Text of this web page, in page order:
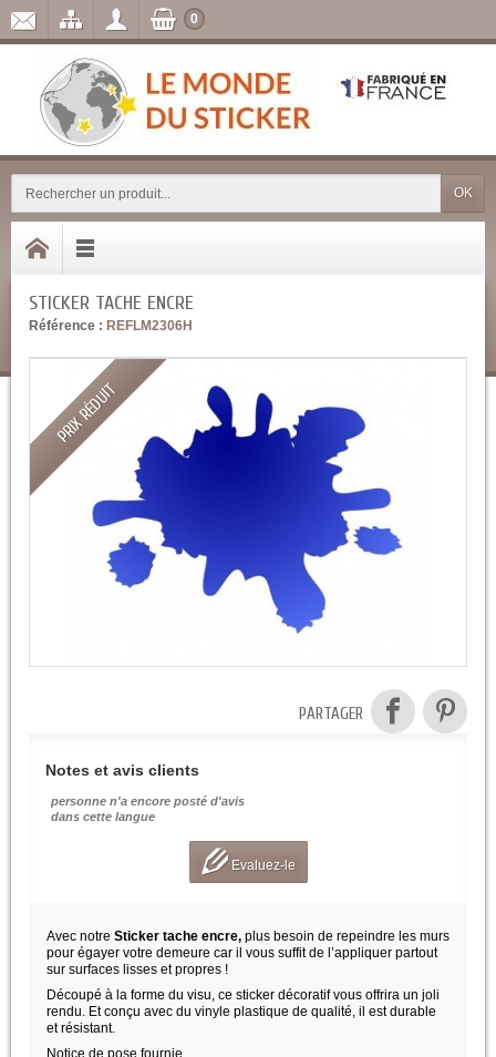
OK
0
STICKER TACHE ENCRE
Référence : REFLM2306H
PRIX RÉDUIT
PARTAGER
Notes et avis clients
personne n'a encore posté d'avis
dans cette langue
Evaluez-le
Avec notre Sticker tache encre, plus besoin de repeindre les murs
pour égayer votre demeure car il vous suffit de l’appliquer partout
sur surfaces lisses et propres !
Découpé à la forme du visu, ce sticker décoratif vous offrira un joli
rendu. Et conçu avec du vinyle plastique de qualité, il est durable
et résistant.